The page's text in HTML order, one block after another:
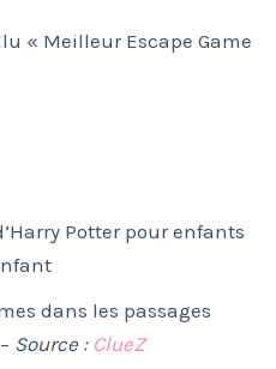
« Meilleur Escape Game
Potter pour enfants
dans les passages
Source : ClueZ